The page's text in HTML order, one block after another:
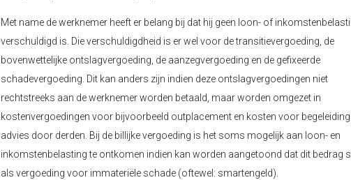
Met name de werknemer heeft er belang bij dat hij geen loon- of
verschuldigd is. Die verschuldigdheid is er wel voor de transitievergoeding, de
bovenwettelijke ontslagvergoeding, de aanzegvergoeding en de gefixeerde
schadevergoeding. Dit kan anders zijn indien deze ontslagvergoedingen niet
rechtstreeks aan de werknemer worden betaald, maar worden omgezet in
kostenvergoedingen voor bijvoorbeeld outplacement en kosten voor
advies door derden. Bij de billijke vergoeding is het soms mogelijk aan loon- en
inkomstenbelasting te ontkomen indien kan worden aangetoond dat dit bedrag
als vergoeding voor immateriële schade (oftewel: smartengeld).